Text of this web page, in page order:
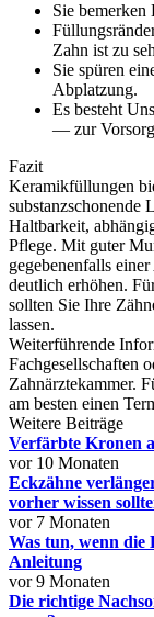
Sie
Zahn ist zu
Sie spüren
Abplatzung.
Es besteht
— zur
Fazit
Keramikfüllungen
substanzschonende
Haltbarkeit,
Pflege. Mit guter
gegebenenfalls
deutlich erhöhen.
sollten Sie Ihre
lassen.
Weiterführende
Fachgesellschaften
Zahnärztekammer.
am besten einen
Weitere Beiträge
Verfärbte Kronen
vor 10 Monaten
Eckzähne
vorher wissen
vor 7 Monaten
Was tun, wenn die
Anleitung
vor 9 Monaten
Die richtige